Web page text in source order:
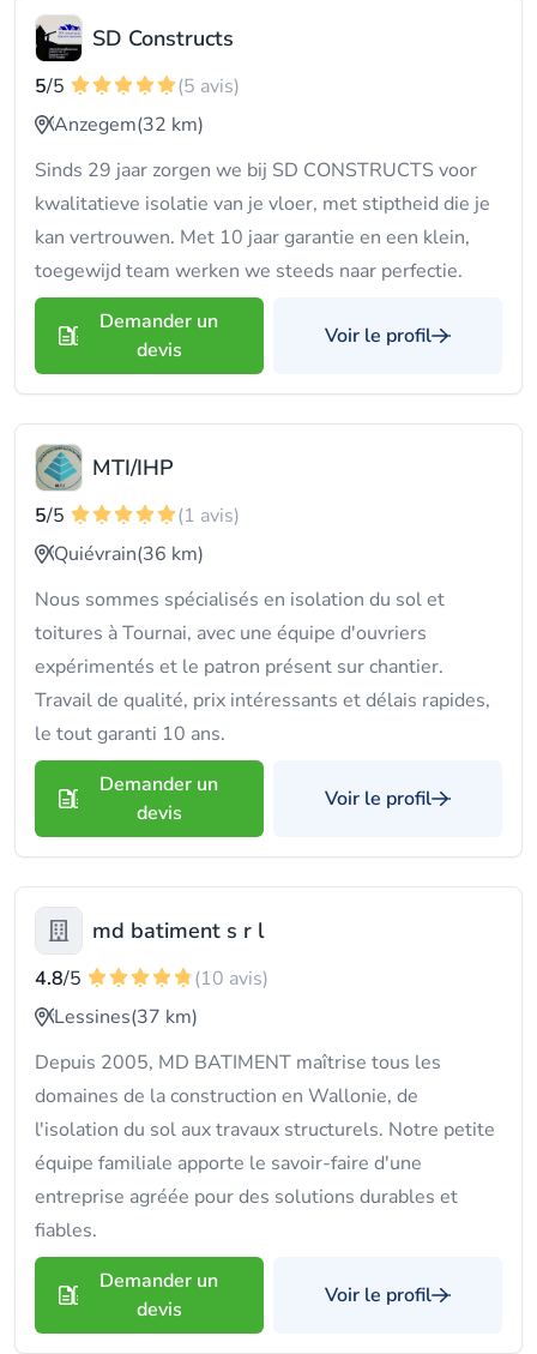
SD Constructs
5/5
(5 avis)
Anzegem(32 km)
Sinds 29 jaar zorgen we bij SD CONSTRUCTS voor
kwalitatieve isolatie van je vloer, met stiptheid die je
kan vertrouwen. Met 10 jaar garantie en een klein,
toegewijd team werken we steeds naar perfectie.
Demander un
devis
Voir le profil
MTI/IHP
5/5
(1 avis)
Quiévrain(36 km)
Nous sommes spécialisés en isolation du sol et
toitures à Tournai, avec une équipe d'ouvriers
expérimentés et le patron présent sur chantier.
Travail de qualité, prix intéressants et délais rapides,
le tout garanti 10 ans.
Demander un
devis
Voir le profil
md batiment s r l
4.8/5
(10 avis)
Lessines(37 km)
Depuis 2005, MD BATIMENT maîtrise tous les
domaines de la construction en Wallonie, de
l'isolation du sol aux travaux structurels. Notre petite
équipe familiale apporte le savoir-faire d'une
entreprise agréée pour des solutions durables et
fiables.
Demander un
devis
Voir le profil